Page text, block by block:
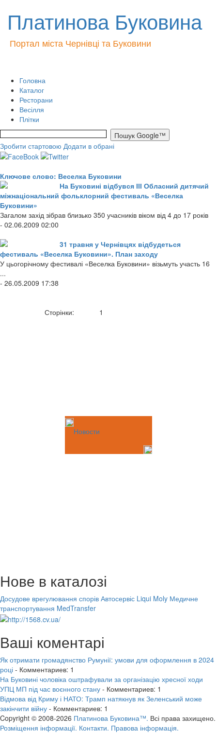
Платинова Буковина
Портал міста Чернівці та Буковини
Головна
Каталог
Ресторани
Весілля
Плітки
Зробити стартовою Додати в обрані
Ключове слово: Веселка Буковини
На Буковині відбувся ІІІ Обласний дитячий
міжнаціональний фольклорний фестиваль «Веселка
Буковини»
Загалом захід зібрав близько 350 учасників віком від 4 до 17 років
- 02.06.2009 02:00
31 травня у Чернівцях відбудеться
фестиваль «Веселка Буковини». План заходу
У цьогорічному фестивалі «Веселка Буковини» візьмуть участь 16
...
- 26.05.2009 17:38
Сторінки: 1
Новости
Нове в каталозі
Досудове врегулювання спорів Автосервіс Liqui Moly Медичне
транспортування MedTransfer
Ваші коментарі
Як отримати громадянство Румунії: умови для оформлення в 2024
році - Комментариев: 1
На Буковині чоловіка оштрафували за організацію хресної ходи
УПЦ МП під час воєнного стану - Комментариев: 1
Відмова від Криму і НАТО: Трамп натякнув як Зеленський може
закінчити війну - Комментариев: 1
Copyright © 2008-2026 Платинова Буковина™. Всі права захищено.
Розміщення інформації. Контакти. Правова інформація.